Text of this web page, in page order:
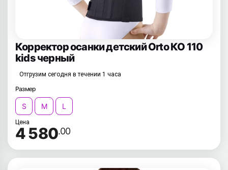
Корректор осанки детский Orto КО 110
kids черный
Отгрузим сегодня в течении 1 часа
Размер
S M L
Цена
4 580.00